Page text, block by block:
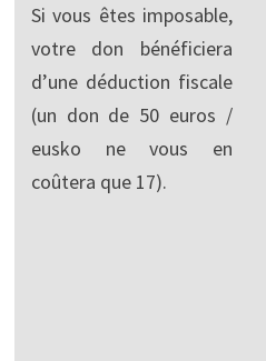
Si vous êtes imposable,
votre don bénéficiera
d’une déduction fiscale
(un don de 50 euros /
eusko ne vous en
coûtera que 17).